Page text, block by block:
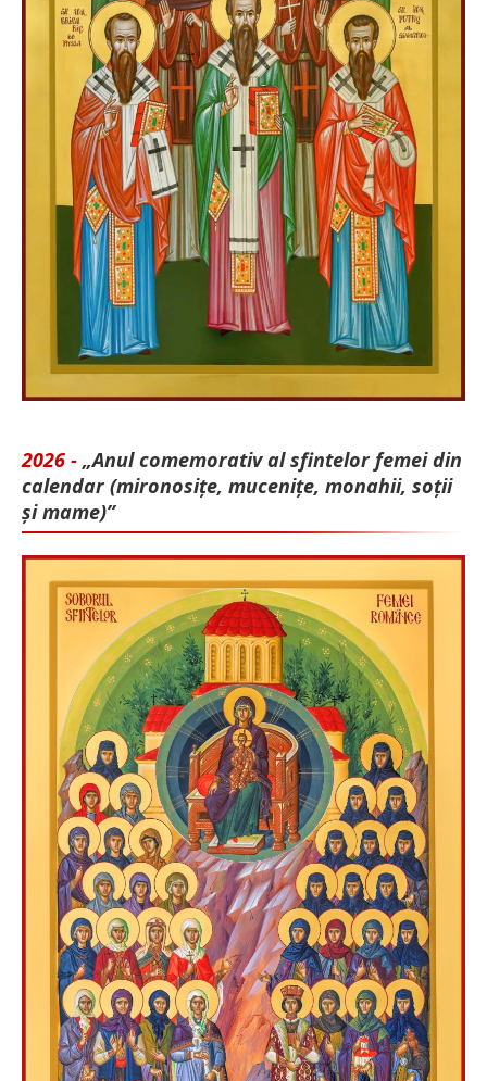
2026 - „Anul comemorativ al sfintelor femei din
calendar (mironosițe, mu­cenițe, monahii, soții
și mame)”